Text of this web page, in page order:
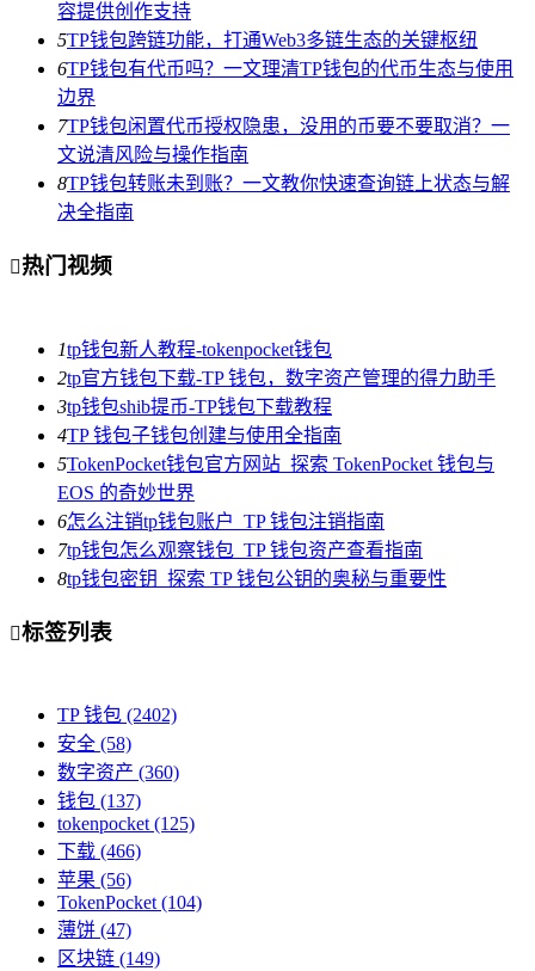
容提供创作支持
5TP钱包跨链功能，打通Web3多链生态的关键枢纽
6TP钱包有代币吗？一文理清TP钱包的代币生态与使用
边界
7TP钱包闲置代币授权隐患，没用的币要不要取消？一
文说清风险与操作指南
8TP钱包转账未到账？一文教你快速查询链上状态与解
决全指南
热门视频
1tp钱包新人教程-tokenpocket钱包
2tp官方钱包下载-TP 钱包，数字资产管理的得力助手
3tp钱包shib提币-TP钱包下载教程
4TP 钱包子钱包创建与使用全指南
5TokenPocket钱包官方网站_探索 TokenPocket 钱包与
EOS 的奇妙世界
6怎么注销tp钱包账户_TP 钱包注销指南
7tp钱包怎么观察钱包_TP 钱包资产查看指南
8tp钱包密钥_探索 TP 钱包公钥的奥秘与重要性
标签列表
TP 钱包 (2402)
安全 (58)
数字资产 (360)
钱包 (137)
tokenpocket (125)
下载 (466)
苹果 (56)
TokenPocket (104)
薄饼 (47)
区块链 (149)